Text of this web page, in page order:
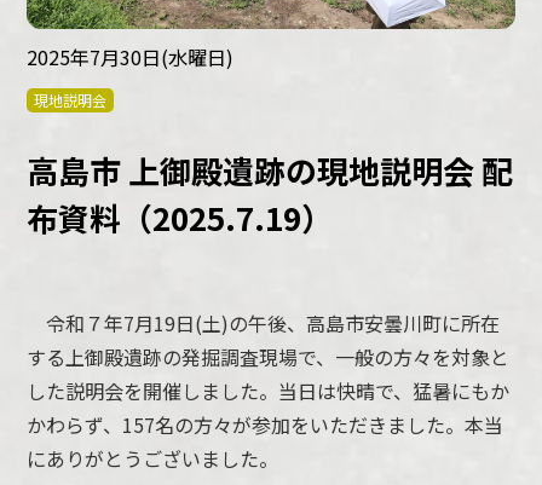
2025年7月30日(水曜日)
現地説明会
高島市 上御殿遺跡の現地説明会 配
布資料（2025.7.19）
令和７年7月19日(土)の午後、高島市安曇川町に所在
する上御殿遺跡の発掘調査現場で、一般の方々を対象と
した説明会を開催しました。当日は快晴で、猛暑にもか
かわらず、157名の方々が参加をいただきました。本当
にありがとうございました。